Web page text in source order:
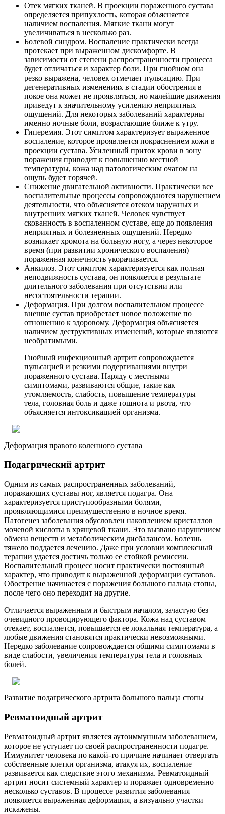
Отек мягких тканей. В проекции пораженного сустава
определяется припухлость, которая объясняется
наличием воспаления. Мягкие ткани могут
увеличиваться в несколько раз.
Болевой синдром. Воспаление практически всегда
протекает при выраженном дискомфорте. В
зависимости от степени распространенности процесса
будет отличаться и характер боли. При гнойном она
резко выражена, человек отмечает пульсацию. При
дегенеративных изменениях в стадии обострения в
покое она может не проявляться, но малейшие движения
приведут к значительному усилению неприятных
ощущений. Для некоторых заболеваний характерны
именно ночные боли, возрастающие ближе к утру.
Гиперемия. Этот симптом характеризует выраженное
воспаление, которое проявляется покраснением кожи в
проекции сустава. Усиленный приток крови в зону
поражения приводит к повышению местной
температуры, кожа над патологическим очагом на
ощупь будет горячей.
Снижение двигательной активности. Практически все
воспалительные процессы сопровождаются нарушением
деятельности, что объясняется отеком наружных и
внутренних мягких тканей. Человек чувствует
скованность в воспаленном суставе, еще до появления
неприятных и болезненных ощущений. Нередко
возникает хромота на больную ногу, а через некоторое
время (при развитии хронического воспаления)
пораженная конечность укорачивается.
Анкилоз. Этот симптом характеризуется как полная
неподвижность сустава, он появляется в результате
длительного заболевания при отсутствии или
несостоятельности терапии.
Деформация. При долгом воспалительном процессе
внешне сустав приобретает новое положение по
отношению к здоровому. Деформация объясняется
наличием деструктивных изменений, которые являются
необратимыми.
Гнойный инфекционный артрит сопровождается
пульсацией и резкими подергиваниями внутри
пораженного сустава. Наряду с местными
симптомами, развиваются общие, такие как
утомляемость, слабость, повышение температуры
тела, головная боль и даже тошнота и рвота, что
объясняется интоксикацией организма.
Деформация правого коленного сустава
Подагрический артрит
Одним из самых распространенных заболеваний,
поражающих суставы ног, является подагра. Она
характеризуется приступообразными болями,
проявляющимися преимущественно в ночное время.
Патогенез заболевания обусловлен накоплением кристаллов
мочевой кислоты в хрящевой ткани. Это вызвано нарушением
обмена веществ и метаболическим дисбалансом. Болезнь
тяжело поддается лечению. Даже при условии комплексный
терапии удается достичь только ее стойкой ремиссии.
Воспалительный процесс носит практически постоянный
характер, что приводит к выраженной деформации суставов.
Обострение начинается с поражения большого пальца стопы,
после чего оно переходит на другие.
Отличается выраженным и быстрым началом, зачастую без
очевидного провоцирующего фактора. Кожа над суставом
отекает, воспаляется, повышается ее локальная температура, а
любые движения становятся практически невозможными.
Нередко заболевание сопровождается общими симптомами в
виде слабости, увеличения температуры тела и головных
болей.
Развитие подагрического артрита большого пальца стопы
Ревматоидный артрит
Ревматоидный артрит является аутоиммунным заболеванием,
которое не уступает по своей распространенности подагре.
Иммунитет человека по какой-то причине начинает отвергать
собственные клетки организма, атакуя их, воспаление
развивается как следствие этого механизма. Ревматоидный
артрит носит системный характер и поражает одновременно
несколько суставов. В процессе развития заболевания
появляется выраженная деформация, а визуально участки
искажены.